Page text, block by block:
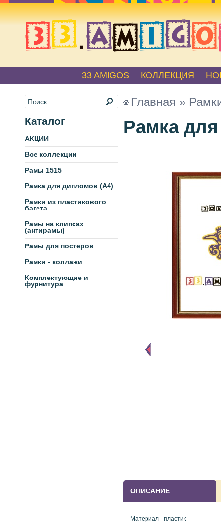
33 AMIGOS КОЛЛЕКЦИЯ
Каталог
АКЦИИ
Все коллекции
Рамы 1515
Рамка для дипломов (А4)
Рамки из пластикового
багета
Рамы на клипсах
(антирамы)
Рамы для постеров
Рамки - коллажи
Комплектующие и
фурнитура
Главная »
Рамка
ОПИСАНИЕ
Материал - пластик